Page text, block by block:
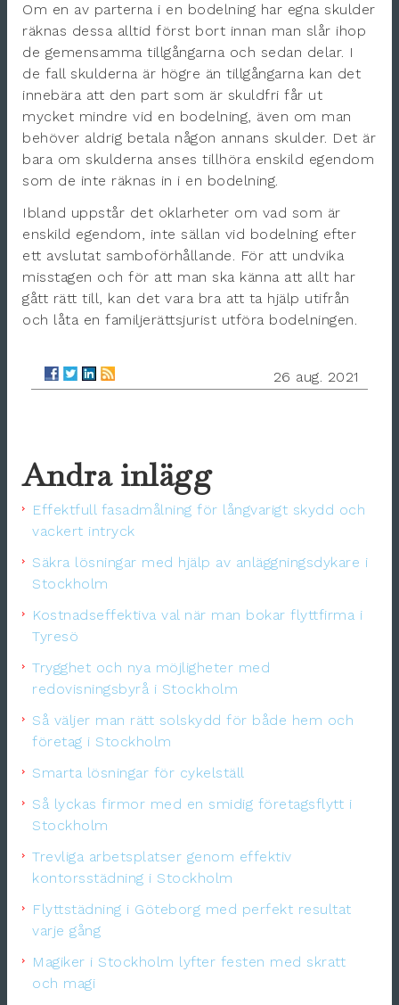
Om en av parterna i en bodelning har egna skulder
räknas dessa alltid först bort innan man slår ihop
de gemensamma tillgångarna och sedan delar. I
de fall skulderna är högre än tillgångarna kan det
innebära att den part som är skuldfri får ut
mycket mindre vid en bodelning, även om man
behöver aldrig betala någon annans skulder. Det är
bara om skulderna anses tillhöra enskild egendom
som de inte räknas in i en bodelning.
Ibland uppstår det oklarheter om vad som är
enskild egendom, inte sällan vid bodelning efter
ett avslutat samboförhållande. För att undvika
misstagen och för att man ska känna att allt har
gått rätt till, kan det vara bra att ta hjälp utifrån
och låta en familjerättsjurist utföra bodelningen.
26 aug. 2021
Andra inlägg
Effektfull fasadmålning för långvarigt skydd och
vackert intryck
Säkra lösningar med hjälp av anläggningsdykare i
Stockholm
Kostnadseffektiva val när man bokar flyttfirma i
Tyresö
Trygghet och nya möjligheter med
redovisningsbyrå i Stockholm
Så väljer man rätt solskydd för både hem och
företag i Stockholm
Smarta lösningar för cykelställ
Så lyckas firmor med en smidig företagsflytt i
Stockholm
Trevliga arbetsplatser genom effektiv
kontorsstädning i Stockholm
Flyttstädning i Göteborg med perfekt resultat
varje gång
Magiker i Stockholm lyfter festen med skratt
och magi